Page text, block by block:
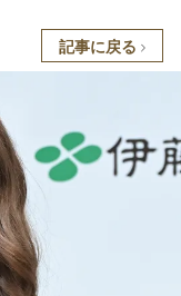
記事に戻る